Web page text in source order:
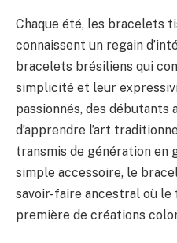
Chaque été, les bracelets
connaissent un regain
bracelets brésiliens qui
simplicité et leur
passionnés, des débutants
d’apprendre l’art
transmis de génération en
simple accessoire, le
savoir-faire ancestral où
première de créations